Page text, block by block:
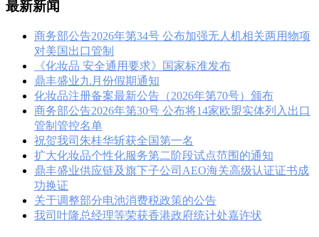
最新新闻
商务部公告2026年第34号 公布加强无人机相关两用物项
对美国出口管制
《化妆品 安全通用要求》国家标准发布
鼎丰盛业九月份假期通知
化妆品注册备案最新公告（2026年第70号）颁布
商务部公告2026年第30号 公布将14家欧盟实体列入出口
管制管控名单
祝贺我司朱桂华斩获全国第一名
扩大化妆品个性化服务第二阶段试点范围的通知
鼎丰盛业供应链及旗下子公司AEO海关高级认证证书成
功换证
关于调整部分电池消费税政策的公告
我司叶隆总经理等荣获香港政府统计处嘉许状